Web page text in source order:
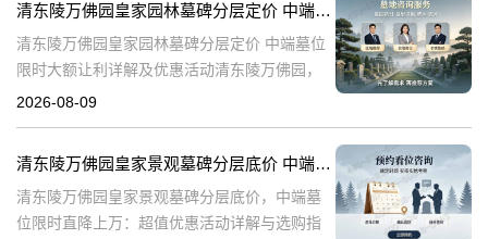
清东陵万佛园皇家园林墓碑分层定价 中端墓位限时大额让利详解及优惠活动
清东陵万佛园皇家园林墓碑分层定价 中端墓位
限时大额让利详解及优惠活动清东陵万佛园，
作为中国历史上著名的皇家陵园之一，承载着
2026-08-09
清东陵万佛园皇家景观墓碑分层底价 中端墓位限时直降上万：超值优惠活动详解与选购指南
清东陵万佛园皇家景观墓碑分层底价，中端墓
位限时直降上万：超值优惠活动详解与选购指